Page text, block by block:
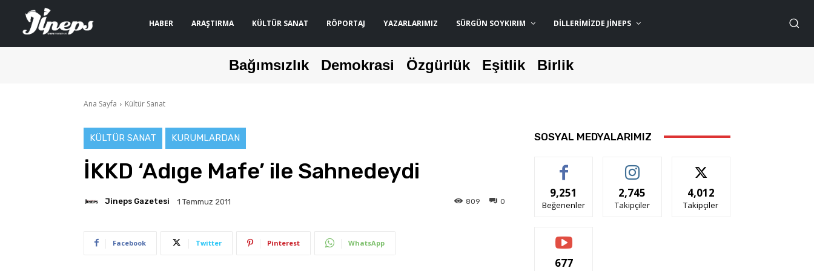
HABER ARAŞTIRMA KÜLTÜR SANAT RÖPORTAJ YAZARLARIMIZ SÜRGÜN SOYKIRIM DILLERIMIZDE JİNEPS
Bağımsızlık Demokrasi Özgürlük Eşitlik Birlik
Ana Sayfa Kültür Sanat
KÜLTÜR SANAT KURUMLARDAN
İKKD ‘Adıge Mafe’ ile Sahnedeydi
Jineps Gazetesi 1 Temmuz 2011 0
809
Facebook Twitter Pinterest WhatsApp
SOSYAL MEDYALARIMIZ
9,251
Beğenenler
2,745
Takipçiler
4,012
Takipçiler
677